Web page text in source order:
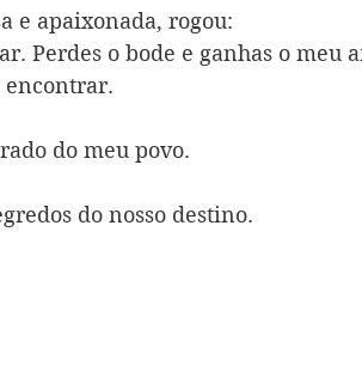
e apaixonada, rogou:
Perdes o bode e ganhas o meu
encontrar.
do meu povo.
do nosso destino.